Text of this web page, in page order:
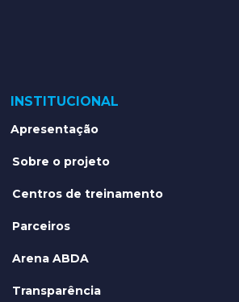
INSTITUCIONAL
Apresentação
Sobre o projeto
Centros de treinamento
Parceiros
Arena ABDA
Transparência